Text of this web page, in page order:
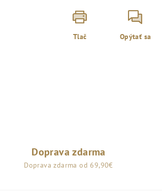
Tlač Opýtať sa
Doprava zdarma
Doprava zdarma od 69,90€